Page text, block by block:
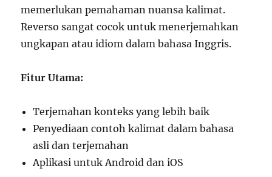
memerlukan pemahaman nuansa kalimat.
Reverso sangat cocok untuk menerjemahkan
ungkapan atau idiom dalam bahasa Inggris.
Fitur Utama:
Terjemahan konteks yang lebih baik
Penyediaan contoh kalimat dalam bahasa
asli dan terjemahan
Aplikasi untuk Android dan iOS